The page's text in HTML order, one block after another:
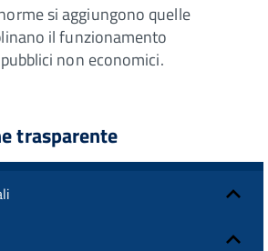
si aggiungono quelle
il funzionamento
non economici.
trasparente